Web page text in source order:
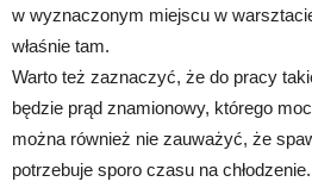
w wyznaczonym miejscu w
właśnie tam.
Warto też zaznaczyć, że do pracy
będzie prąd znamionowy, którego
można również nie zauważyć, że
potrzebuje sporo czasu na